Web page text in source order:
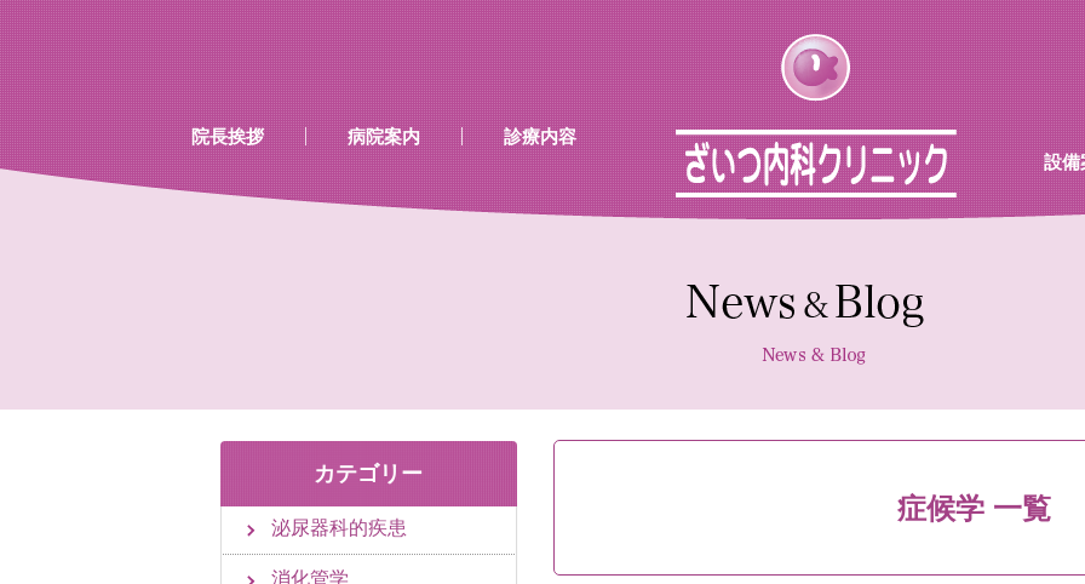
院長挨拶
病院案内
診療時間
当院で行える検診
当院で取り扱いのあるワクチン
診療内容
設備
待合
診察室
採血機
エコー
レント
…既存のコード……既存のコード…
症候学 一覧
カテゴリー
泌尿器科的疾患
消化管学